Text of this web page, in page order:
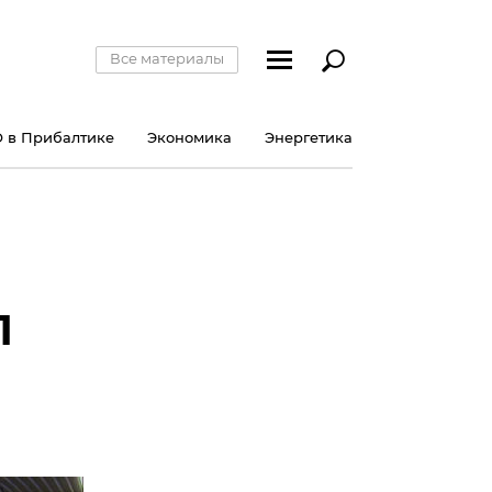
Все материалы
Прибалтике Экономика Энергетика